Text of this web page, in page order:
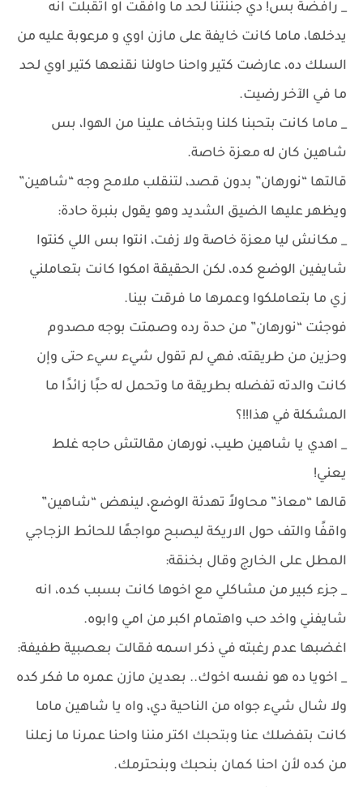
_ رافضة بس! دي جننتنا لحد ما وافقت او اتقبلت انه
يدخلها، ماما كانت خايفة على مازن اوي و مرعوبة عليه من
السلك ده، عارضت كتير واحنا حاولنا نقنعها كتير اوي لحد
ما في الآخر رضيت.
_ ماما كانت بتحبنا كلنا وبتخاف علينا من الهوا، بس
شاهين كان له معزة خاصة.
قالتها “نورهان” بدون قصد، لتنقلب ملامح وجه “شاهين”
ويظهر عليها الضيق الشديد وهو يقول بنبرة حادة:
_ مكانش ليا معزة خاصة ولا زفت، انتوا بس اللي كنتوا
شايفين الوضع كده، لكن الحقيقة امكوا كانت بتعاملني
زي ما بتعاملكوا وعمرها ما فرقت بينا.
فوجئت “نورهان” من حدة رده وصمتت بوجه مصدوم
وحزين من طريقته، فهي لم تقول شيء سيء حتى وإن
كانت والدته تفضله بطريقة ما وتحمل له حبًا زائدًا ما
المشكلة في هذا!!؟
_ اهدي يا شاهين طيب، نورهان مقالتش حاجه غلط
يعني!
قالها “معاذ” محاولاً تهدئة الوضع، لينهض “شاهين”
واقفًا والتف حول الاريكة ليصبح مواجهًا للحائط الزجاجي
المطل على الخارج وقال بخنقة:
_ جزء كبير من مشاكلي مع اخوها كانت بسبب كده، انه
شايفني واخد حب واهتمام اكبر من امي وابوه.
اغضبها عدم رغبته في ذكر اسمه فقالت بعصبية طفيفة:
_ اخويا ده هو نفسه اخوك.. بعدين مازن عمره ما فكر كده
ولا شال شيء جواه من الناحية دي، واه يا شاهين ماما
كانت بتفضلك عنا وبتحبك اكتر مننا واحنا عمرنا ما زعلنا
من كده لأن احنا كمان بنحبك وبنحترمك.